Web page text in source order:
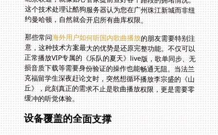
约曼哈顿，自然就会开启所有曲库权限。
那些常问海外用户如何听国内歌曲播放的朋友需要特别注
意，这种技术方案最大的优势是还原完整功能。不仅可以
正常播放VIP专属的《乐队的夏天》live版，歌单同步、无
损音质下载等需要身份验证的操作也能畅通无阻。当法兰
克福留学生深夜赶论文时，突然想循环播放李宗盛的《山
丘》，此刻真正的需求不止是歌曲播放权限，更是需要零
缓冲的听觉体验。
设备覆盖的全面支撑